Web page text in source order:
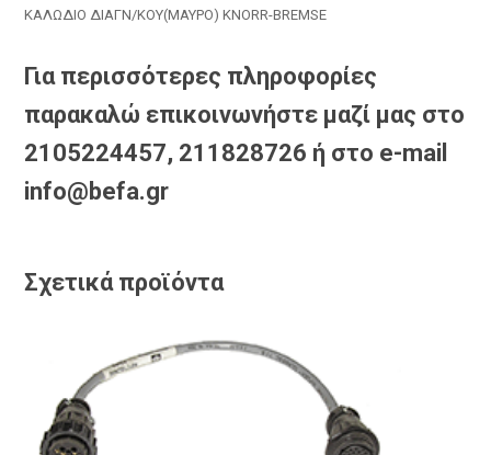
ΚΑΛΩΔΙΟ ΔΙΑΓΝ/ΚΟΥ(ΜΑΥΡΟ) KNORR-BREMSE
Για περισσότερες πληροφορίες
παρακαλώ επικοινωνήστε μαζί μας στο
2105224457, 211828726 ή στο e-mail
info@befa.gr
Σχετικά προϊόντα